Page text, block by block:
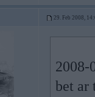
29. Feb 2008,
2008-
bet ar